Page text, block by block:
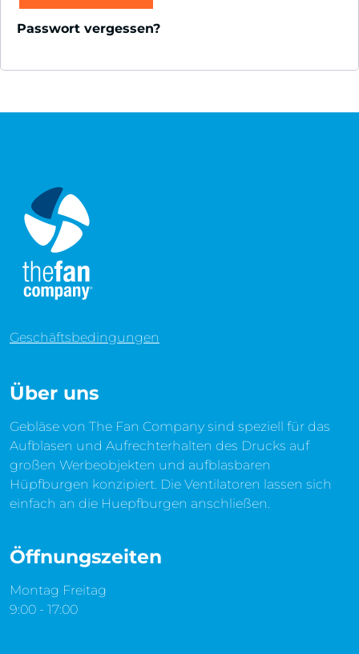
Passwort vergessen?
Geschäftsbedingungen
Über uns
Gebläse von The Fan Company sind speziell für das
Aufblasen und Aufrechterhalten des Drucks auf
großen Werbeobjekten und aufblasbaren
Hüpfburgen konzipiert. Die Ventilatoren lassen sich
einfach an die Huepfburgen anschließen.
Öffnungszeiten
Montag Freitag
9:00 - 17:00